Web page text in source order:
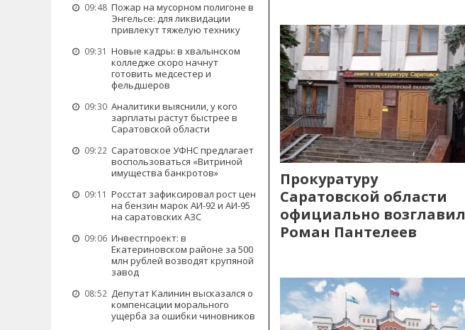
09:48 Пожар на мусорном полигоне в
Энгельсе: для ликвидации
привлекут тяжелую технику
09:31 Новые кадры: в хвалынском
колледже скоро начнут
готовить медсестер и
фельдшеров
09:30 Аналитики выяснили, у кого
зарплаты растут быстрее в
Саратовской области
09:22 Саратовское УФНС предлагает
воспользоваться «Витриной
имущества банкротов»
09:11 Росстат зафиксировал рост цен
на бензин марок АИ-92 и АИ-95
на саратовских АЗС
09:06 Инвестпроект: в
Екатериновском районе за 500
млн рублей возводят крупяной
завод
08:52 Депутат Калинин высказался о
компенсации морального
ущерба за ошибки чиновников
Прокуратуру
Саратовской области
официально возглавил
Роман Пантелеев